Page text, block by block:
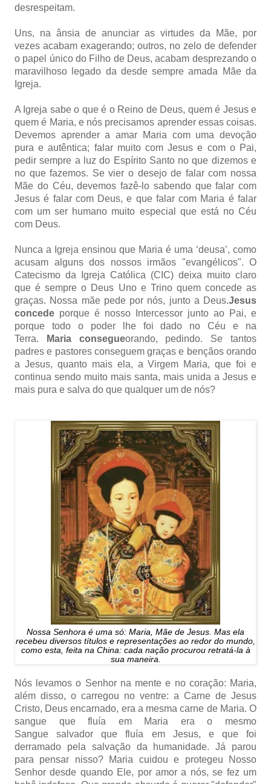
desrespeitam.
Uns, na ânsia de anunciar as virtudes da Mãe, por
vezes acabam exagerando; outros, no zelo de defender
o papel único do Filho de Deus, acabam desprezando o
maravilhoso legado da desde sempre amada Mãe da
Igreja.
A Igreja sabe o que é o Reino de Deus, quem é Jesus e
quem é Maria, e nós precisamos aprender essas coisas.
Devemos aprender a amar Maria com uma devoção
pura e autêntica; falar muito com Jesus e com o Pai,
pedir sempre a luz do Espírito Santo no que dizemos e
no que fazemos. Se vier o desejo de falar com nossa
Mãe do Céu, devemos fazê-lo sabendo que falar com
Jesus é falar com Deus, e que falar com Maria é falar
com um ser humano muito especial que está no Céu
com Deus.
Nunca a Igreja ensinou que Maria é uma ‘deusa’, como
acusam alguns dos nossos irmãos "evangélicos". O
Catecismo da Igreja Católica (CIC) deixa muito claro
que é sempre o Deus Uno e Trino quem concede as
graças. Nossa mãe pede por nós, junto a Deus.Jesus
concede porque é nosso Intercessor junto ao Pai, e
porque todo o poder lhe foi dado no Céu e na
Terra.
Maria consegueorando, pedindo. Se tantos
padres e pastores conseguem graças e bençãos orando
a Jesus, quanto mais ela, a Virgem Maria, que foi e
continua sendo muito mais santa, mais unida a Jesus e
mais pura e salva do que qualquer um de nós?
Nossa Senhora é uma só: Maria, Mãe de Jesus. Mas ela
recebeu diversos títulos e representações ao redor do mundo,
como esta, feita na China: cada nação procurou retratá-la à
sua maneira.
Nós levamos o Senhor na mente e no coração: Maria,
além disso, o carregou no ventre: a Carne de Jesus
Cristo, Deus encarnado, era a mesma carne de Maria. O
sangue que fluía em Maria era o mesmo
Sangue salvador que fluía em Jesus, e que foi
derramado pela salvação da humanidade. Já parou
para pensar nisso? Maria cuidou e protegeu Nosso
Senhor desde quando Ele, por amor a nós, se fez um